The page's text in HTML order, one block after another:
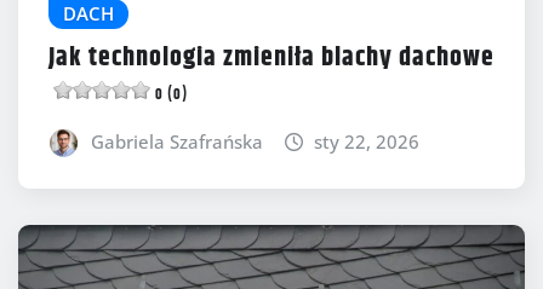
DACH
Jak technologia zmieniła blachy dachowe
0 (0)
Gabriela Szafrańska sty 22, 2026